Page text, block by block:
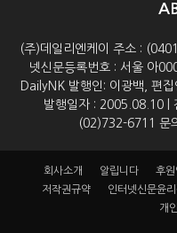
(주)데일리엔케이 주소 :
넷신문등록번호 : 서울 아
DailyNK 발행인: 이광백, 편
발행일자 : 2005.08.10
(02)732-6711 문
회사소개 알립니다 후원
저작권규약
인터넷신문윤
개